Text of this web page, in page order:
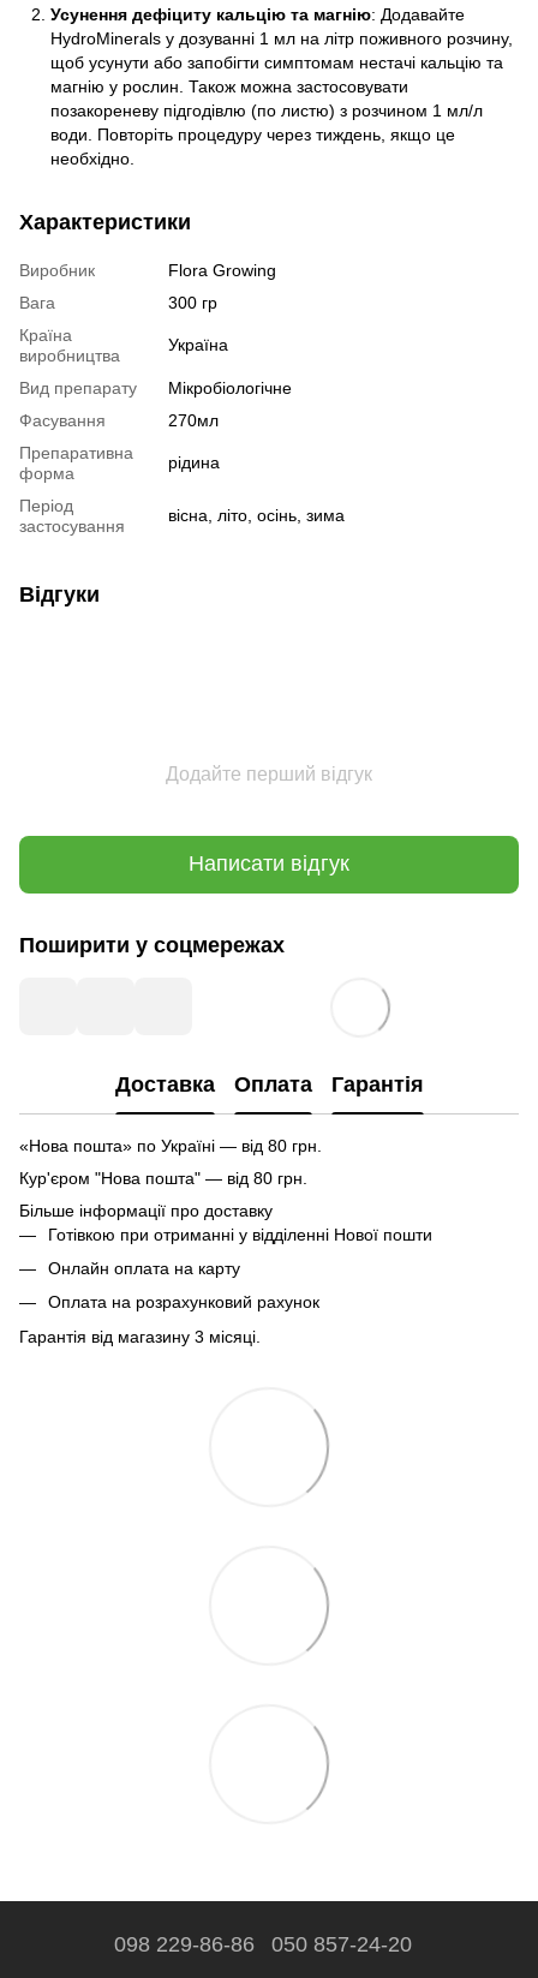
Усунення дефіциту кальцію та магнію: Додавайте
HydroMinerals у дозуванні 1 мл на літр поживного розчину,
щоб усунути або запобігти симптомам нестачі кальцію та
магнію у рослин. Також можна застосовувати
позакореневу підгодівлю (по листю) з розчином 1 мл/л
води. Повторіть процедуру через тиждень, якщо це
необхідно.
Характеристики
Виробник
Flora Growing
Вага
300 гр
Країна
виробництва
Україна
Вид препарату
Мікробіологічне
Фасування
270мл
Препаративна
форма
рідина
Період
застосування
вісна, літо, осінь, зима
Відгуки
Додайте перший відгук
Написати відгук
Поширити у соцмережах
Доставка Оплата Гарантія
«Нова пошта» по Україні — від 80 грн.
Кур'єром "Нова пошта" — від 80 грн.
Більше інформації про доставку
Готівкою при отриманні у відділенні Нової пошти
Онлайн оплата на карту
Оплата на розрахунковий рахунок
Гарантія від магазину 3 місяці.
098 229-86-86 050 857-24-20